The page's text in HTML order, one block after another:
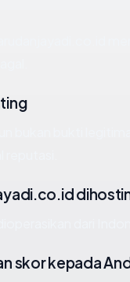
skor kepada